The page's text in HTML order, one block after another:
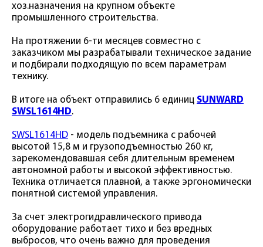
хоз.назначения на крупном объекте
промышленного строительства.
На протяжении 6-ти месяцев совместно с
заказчиком мы разрабатывали техническое задание
и подбирали подходящую по всем параметрам
технику.
В итоге на объект отправились 6 единиц SUNWARD
SWSL1614HD.
SWSL1614HD - модель подъемника с рабочей
высотой 15,8 м и грузоподъемностью 260 кг,
зарекомендовавшая себя длительным временем
автономной работы и высокой эффективностью.
Техника отличается плавной, а также эргономически
понятной системой управления.
За счет электрогидравлического привода
оборудование работает тихо и без вредных
выбросов, что очень важно для проведения